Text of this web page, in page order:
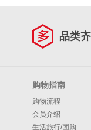
品类
购物指南
购物流程
会员介绍
生活旅行/团购